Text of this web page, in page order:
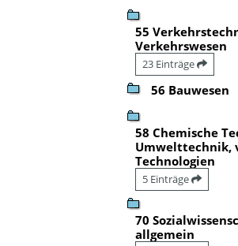
55
Verkehrswesen
23 Einträge
56 Bauwesen
58 Chemische
Umwelttechnik,
Technologien
5 Einträge
70
allgemein